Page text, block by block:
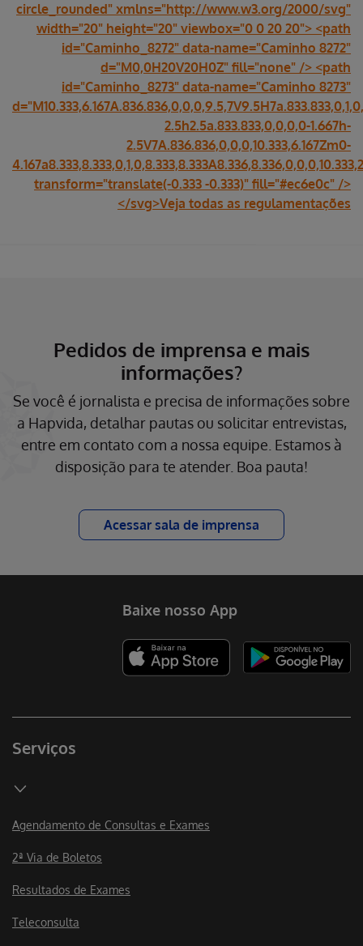
circle_rounded" xmlns="http://www.w3.org/2000/svg"
width="20" height="20" viewbox="0 0 20 20"> <path
id="Caminho_8272" data-name="Caminho 8272"
d="M0,0H20V20H0Z" fill="none" /> <path
id="Caminho_8273" data-name="Caminho 8273"
2.5h2.5a.833.833,0,0,0,0-1.667h-
2.5V7A.836.836,0,0,0,10.333,6.167Zm0-
transform="translate(-0.333 -0.333)" fill="#ec6e0c" />
</svg>Veja todas as regulamentações
Pedidos de imprensa e mais
informações?
Se você é jornalista e precisa de informações sobre
a Hapvida, detalhar pautas ou solicitar entrevistas,
entre em contato com a nossa equipe. Estamos à
disposição para te atender. Boa pauta!
Acessar sala de imprensa
Serviços
Agendamento de Consultas e Exames
2ª Via de Boletos
Resultados de Exames
Teleconsulta
Baixe nosso App